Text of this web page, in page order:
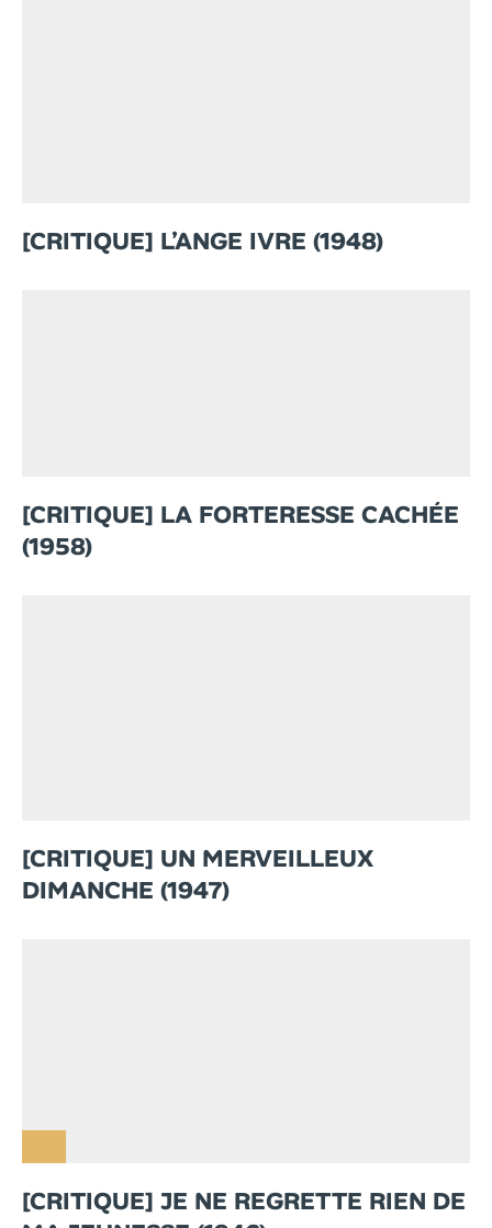
[CRITIQUE] L’ANGE IVRE (1948)
[CRITIQUE] LA FORTERESSE CACHÉE
(1958)
[CRITIQUE] UN MERVEILLEUX
DIMANCHE (1947)
[CRITIQUE] JE NE REGRETTE RIEN DE